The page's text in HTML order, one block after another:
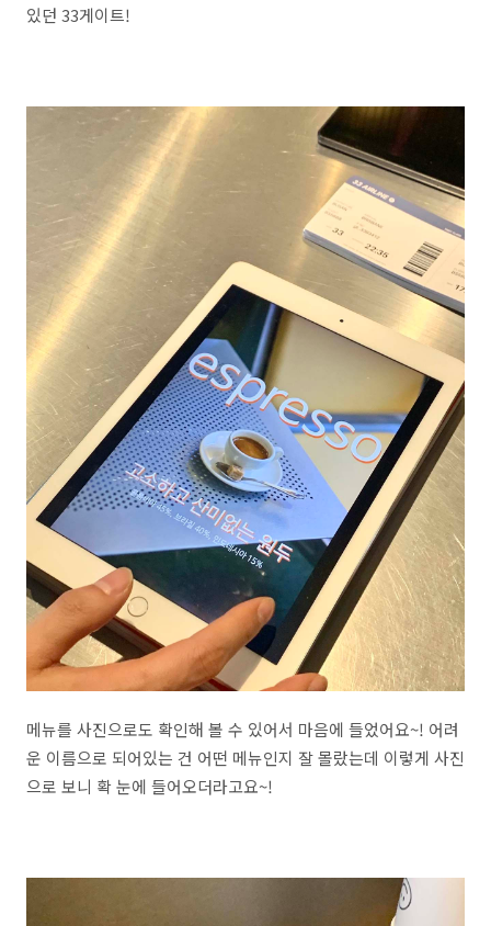
있던 33게이트!
메뉴를 사진으로도 확인해 볼 수 있어서 마음에 들었어요~! 어려
운 이름으로 되어있는 건 어떤 메뉴인지 잘 몰랐는데 이렇게 사진
으로 보니 확 눈에 들어오더라고요~!